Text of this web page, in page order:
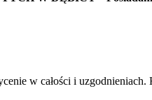
w całości i